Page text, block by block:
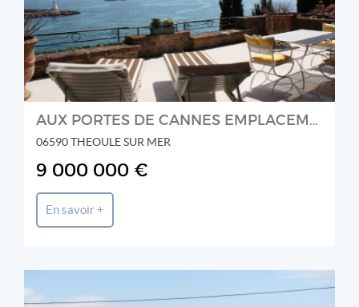
AUX PORTES DE CANNES EMPLACEMENT EXCEPTIONNEL
06590 THEOULE SUR MER
9 000 000 €
En savoir +